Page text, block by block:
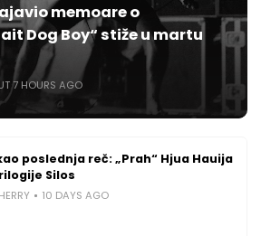
memoare o
Dog Boy“ stiže u martu
7 HOURS AGO
poslednja reč: „Prah“ Hjua Hauija
Silos
10 DAYS AGO